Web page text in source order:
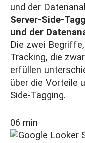
Server-Side-
und der
Die zwei
Tracking, die
erfüllen
über die Vorteile
Side-Tagging.
06 min